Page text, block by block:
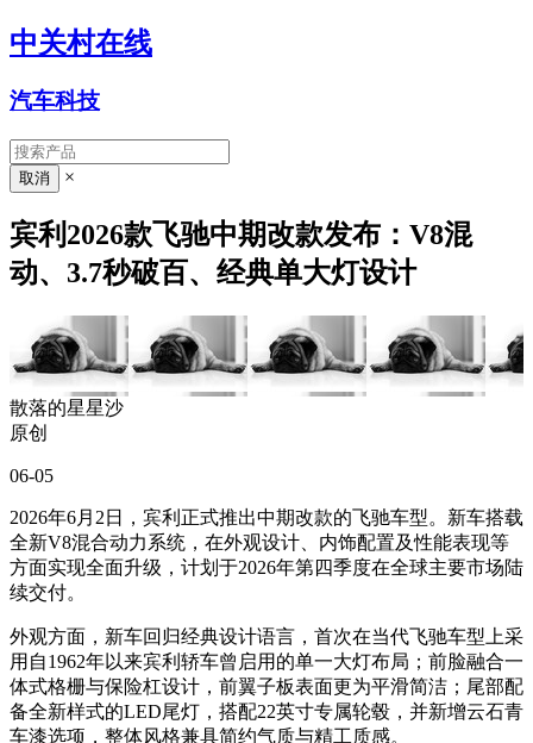
中关村在线
汽车科技
×
宾利2026款飞驰中期改款发布：V8混
动、3.7秒破百、经典单大灯设计
散落的星星沙
原创
06-05
2026年6月2日，宾利正式推出中期改款的飞驰车型。新车搭载
全新V8混合动力系统，在外观设计、内饰配置及性能表现等
方面实现全面升级，计划于2026年第四季度在全球主要市场陆
续交付。
外观方面，新车回归经典设计语言，首次在当代飞驰车型上采
用自1962年以来宾利轿车曾启用的单一大灯布局；前脸融合一
体式格栅与保险杠设计，前翼子板表面更为平滑简洁；尾部配
备全新样式的LED尾灯，搭配22英寸专属轮毂，并新增云石青
车漆选项，整体风格兼具简约气质与精工质感。